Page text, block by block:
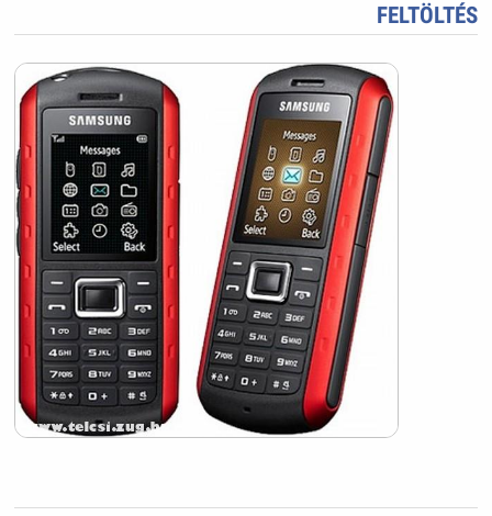
FELTÖLTÉS